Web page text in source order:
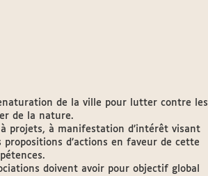
de la ville pour lutter contre les
de la nature.
projets, à manifestation d’intérêt visant
d’actions en faveur de cette
doivent avoir pour objectif global